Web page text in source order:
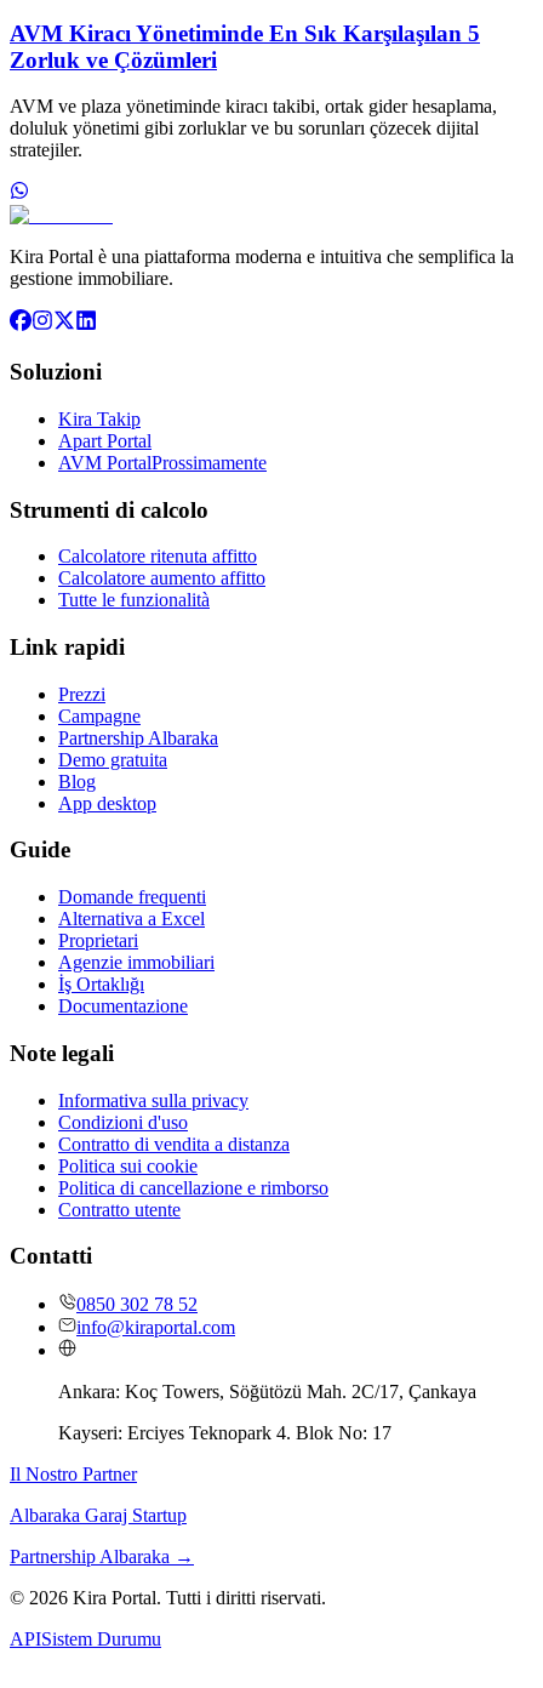
AVM Kiracı Yönetiminde En Sık Karşılaşılan 5
Zorluk ve Çözümleri
AVM ve plaza yönetiminde kiracı takibi, ortak gider hesaplama,
doluluk yönetimi gibi zorluklar ve bu sorunları çözecek dijital
stratejiler.
Kira Portal è una piattaforma moderna e intuitiva che semplifica la
gestione immobiliare.
Soluzioni
Kira Takip
Apart Portal
AVM PortalProssimamente
Strumenti di calcolo
Calcolatore ritenuta affitto
Calcolatore aumento affitto
Tutte le funzionalità
Link rapidi
Prezzi
Campagne
Partnership Albaraka
Demo gratuita
Blog
App desktop
Guide
Domande frequenti
Alternativa a Excel
Proprietari
Agenzie immobiliari
İş Ortaklığı
Documentazione
Note legali
Informativa sulla privacy
Condizioni d'uso
Contratto di vendita a distanza
Politica sui cookie
Politica di cancellazione e rimborso
Contratto utente
Contatti
0850 302 78 52
info@kiraportal.com
Ankara: Koç Towers, Söğütözü Mah. 2C/17, Çankaya
Kayseri: Erciyes Teknopark 4. Blok No: 17
Il Nostro Partner
Albaraka Garaj Startup
Partnership Albaraka →
© 2026 Kira Portal. Tutti i diritti riservati.
APISistem Durumu